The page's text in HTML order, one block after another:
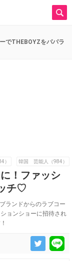
でTHEBOYZをパパラ
） 韓国 芸能人（984）
！ファッシ
チ♡
ランドからのラブコー
ョンショーに招待され